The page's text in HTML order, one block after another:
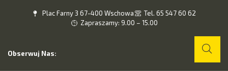
Plac Farny 3 67-400 Wschowa
Tel. 65 547 60 62
Zapraszamy: 9.00 – 15.00
Obserwuj Nas: